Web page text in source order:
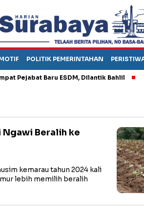
POLITIK PEMERINTAHAN
Baru ESDM, Dilantik Bahlil
Ngawi Beralih ke
kemarau tahun 2024 kali
lebih memilih beralih